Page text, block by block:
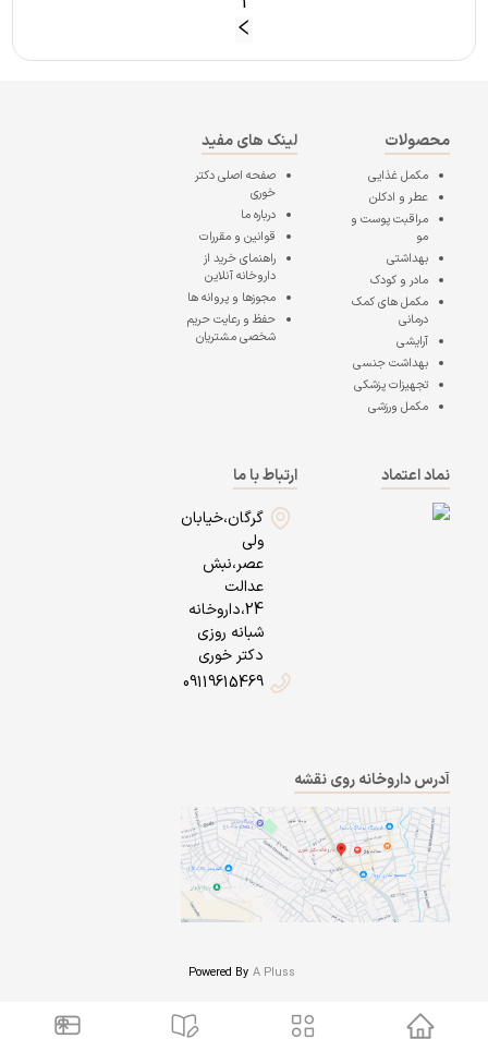
محصولات
مکمل غذایی
عطر و ادکلن
مراقبت پوست و
مو
بهداشتی
مادر و کودک
مکمل های کمک
درمانی
آرایشی
بهداشت جنسی
تجهیزات پزشکی
مکمل ورزشی
لینک های مفید
صفحه اصلیدکتر
خوری
درباره ما
قوانین و مقررات
راهنمای خرید از
داروخانه آنلاین
مجوزها و پروانه ها
حفظ و رعایت حریم
شخصی مشتریان
نماد اعتماد
ارتباط با ما
گرگان،خیابان
ولی
عصر،نبش
عدالت
24،داروخانه
شبانه روزی
دکتر خوری
09119615469
آدرس داروخانه روی نقشه
A Pluss
Powered By